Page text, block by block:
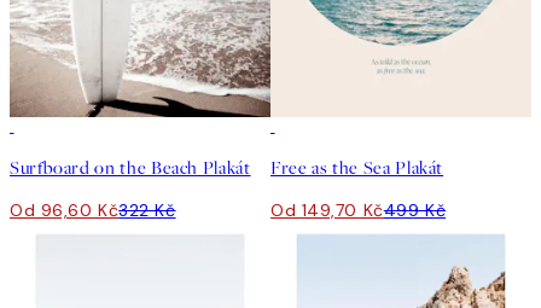
Surfboard on the Beach Plakát
Od 96,60 Kč322 Kč
Free as the Sea Plakát
Od 149,70 Kč499 Kč